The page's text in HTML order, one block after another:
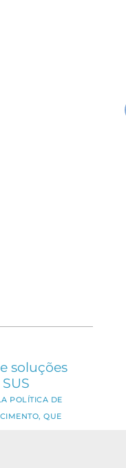
soluções
POLÍTICA DE
QUE
O ACESSO